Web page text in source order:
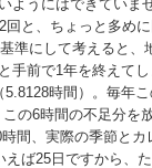
ようにはできていま
回と、ちょっと多め
準にして考えると、
手前で1年を終えて
5.8128時間）。毎年
の6時間の不足分を
間、実際の季節と
えば25日ですから、